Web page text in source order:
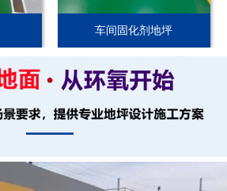
车间固化剂地坪